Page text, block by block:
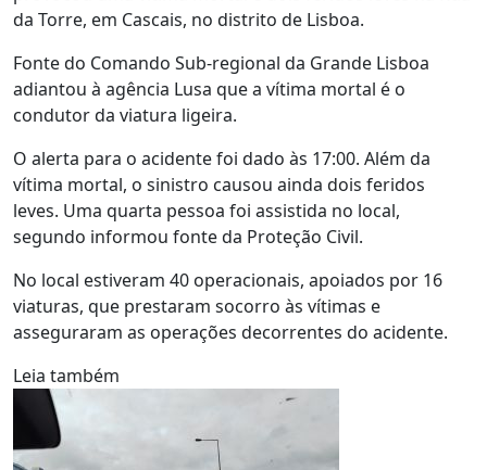
da Torre, em Cascais, no distrito de Lisboa.
Fonte do Comando Sub-regional da Grande Lisboa
adiantou à agência Lusa que a vítima mortal é o
condutor da viatura ligeira.
O alerta para o acidente foi dado às 17:00. Além da
vítima mortal, o sinistro causou ainda dois feridos
leves. Uma quarta pessoa foi assistida no local,
segundo informou fonte da Proteção Civil.
No local estiveram 40 operacionais, apoiados por 16
viaturas, que prestaram socorro às vítimas e
asseguraram as operações decorrentes do acidente.
Leia também